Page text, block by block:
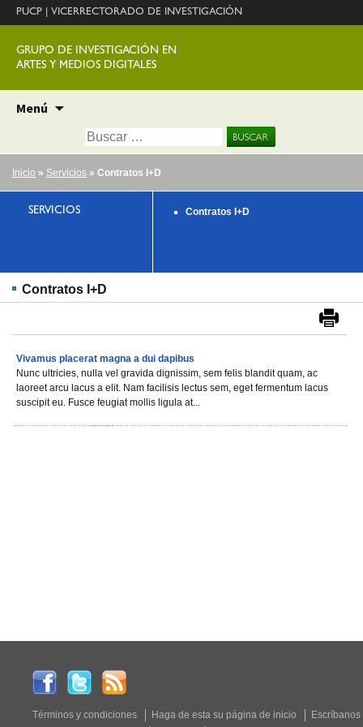
PUCP VICERRECTORADO DE INVESTIGACIÓN
GRUPO DE INVESTIGACIÓN EN
ARTES Y MEDIOS DIGITALES
Menú
contenido
Buscar:
Inicio » Servicios » Contratos I+D
SERVICIOS Contratos I+D
Contratos I+D
Vivamus placerat magna a dui dapibus
Nunc ultricies, nulla vel gravida dignissim, sem felis blandit quam, ac
laoreet arcu lacus a elit. Nam facilisis lectus sem, eget fermentum lacus
suscipit eu. Fusce feugiat mollis ligula at...
Términos y condiciones Haga de esta su página de inicio
Escríbanos